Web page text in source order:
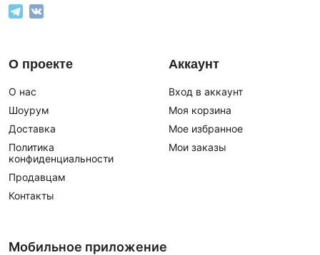
О проекте
О нас
Шоурум
Доставка
Политика
конфиденциальности
Продавцам
Контакты
Аккаунт
Вход в аккаунт
Моя корзина
Мое избранное
Мои заказы
Мобильное приложение